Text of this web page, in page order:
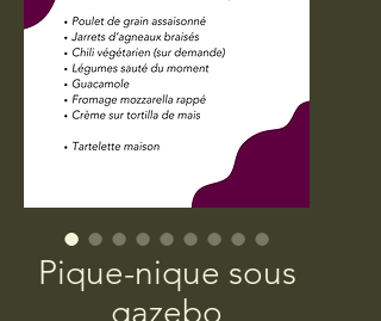
Pique-nique sous
gazebo